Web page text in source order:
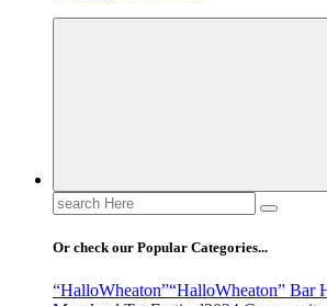
Search
for:
Or check our Popular Categories...
“HalloWheaton”“HalloWheaton” Bar